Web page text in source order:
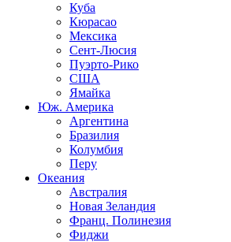
Куба
Кюрасао
Мексика
Сент-Люсия
Пуэрто-Рико
США
Ямайка
Юж. Америка
Аргентина
Бразилия
Колумбия
Перу
Океания
Австралия
Новая Зеландия
Франц. Полинезия
Фиджи